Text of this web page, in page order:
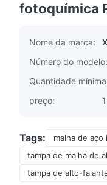
fotoquímica
Nome da marca:
Número do modelo:
Quantidade
preço:
Tags:
malha de aço
tampa de malha de
tampa de alto-